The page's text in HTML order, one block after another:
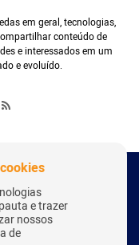
em geral, tecnologias,
conteúdo de
e interessados em um
e evoluído.
Reservados
e trazer
nossos
de